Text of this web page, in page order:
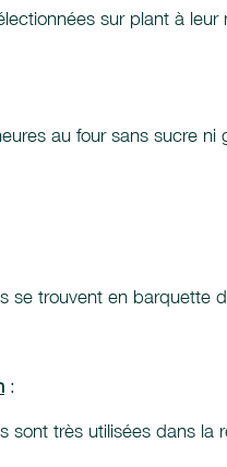
sur plant à
au four sans sucre
se trouvent en barquette
:
sont très utilisées dans